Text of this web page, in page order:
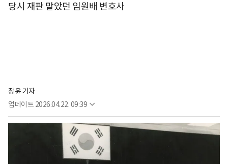
당시 재판 맡았던 임원배 변호사
장윤 기자
업데이트 2026.04.22. 09:39